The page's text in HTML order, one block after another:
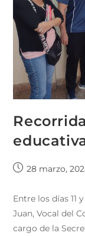
28 marzo,
Entre los días 11
Juan, Vocal del
cargo de la